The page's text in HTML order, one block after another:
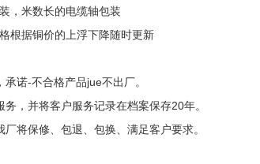
，米数长的电缆轴包装
根据铜价的上浮下降随时更新
诺-不合格产品jue不出厂。
，并将客户服务记录在档案保存20年。
将保修、包退、包换、满足客户要求。